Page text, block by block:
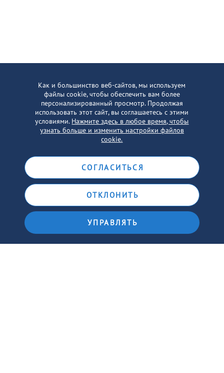
Ежедневное ободрение на вашу электронную
почту
ПОДПИСАТЬСЯ ПО EMAIL
Как и большинство веб-сайтов, мы используем
файлы cookie, чтобы обеспечить вам более
персонализированный просмотр. Продолжая
использовать этот сайт, вы соглашаетесь с этими
условиями. Нажмите здесь в любое время, чтобы
узнать больше и изменить настройки файлов
cookie.
СОГЛАСИТЬСЯ
ОТКЛОНИТЬ
УПРАВЛЯТЬ